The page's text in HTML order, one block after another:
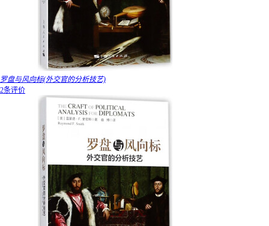
罗盘与风向标(外交官的分析技艺)
2条评价